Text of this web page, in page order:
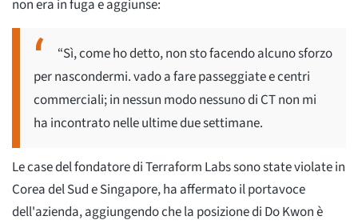
non era in fuga e aggiunse:
“Sì, come ho detto, non sto facendo alcuno sforzo
per nascondermi. vado a fare passeggiate e centri
commerciali; in nessun modo nessuno di CT non mi
ha incontrato nelle ultime due settimane.
Le case del fondatore di Terraform Labs sono state violate in
Corea del Sud e Singapore, ha affermato il portavoce
dell'azienda, aggiungendo che la posizione di Do Kwon è